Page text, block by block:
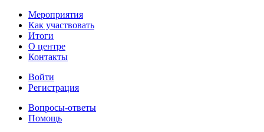
Мероприятия
Как участвовать
Итоги
О центре
Контакты
Войти
Регистрация
Вопросы-ответы
Помощь